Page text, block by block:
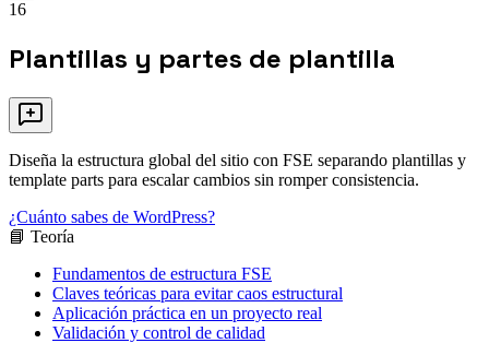
16
Plantillas y partes de plantilla
Diseña la estructura global del sitio con FSE separando plantillas y
template parts para escalar cambios sin romper consistencia.
¿Cuánto sabes de WordPress?
📘 Teoría
Fundamentos de estructura FSE
Claves teóricas para evitar caos estructural
Aplicación práctica en un proyecto real
Validación y control de calidad